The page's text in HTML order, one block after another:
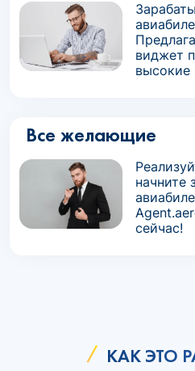
виджет
высокие
Все желающие
начните
сейчас!
КАК ЭТО